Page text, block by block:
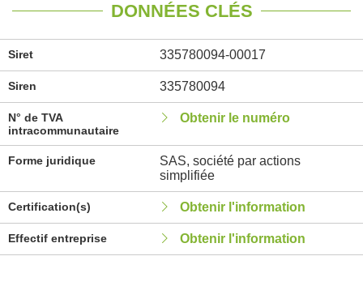
DONNÉES CLÉS
Siret 335780094-00017
Siren 335780094
N° de TVA
intracommunautaire
Obtenir le numéro
Forme juridique
SAS, société par actions
simplifiée
Certification(s) Obtenir l'information
Effectif entreprise Obtenir l'information